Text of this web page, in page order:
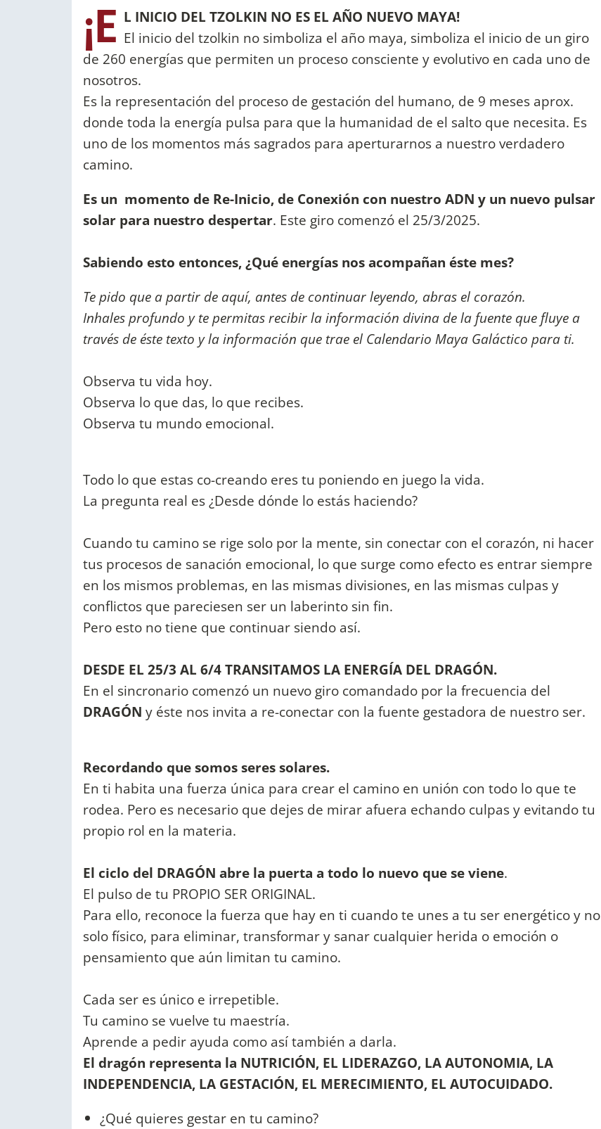
¡E L INICIO DEL TZOLKIN NO ES EL AÑO NUEVO MAYA!
El inicio del tzolkin no simboliza el año maya, simboliza el inicio de un giro
de 260 energías que permiten un proceso consciente y evolutivo en cada uno de
nosotros.
Es la representación del proceso de gestación del humano, de 9 meses aprox.
donde toda la energía pulsa para que la humanidad de el salto que necesita. Es
uno de los momentos más sagrados para aperturarnos a nuestro verdadero
camino.
Es un momento de Re-Inicio, de Conexión con nuestro ADN y un nuevo pulsar
solar para nuestro despertar. Este giro comenzó el 25/3/2025.
Sabiendo esto entonces, ¿Qué energías nos acompañan éste mes?
Te pido que a partir de aquí, antes de continuar leyendo, abras el corazón.
Inhales profundo y te permitas recibir la información divina de la fuente que fluye a
través de éste texto y la información que trae el Calendario Maya Galáctico para ti.
Observa tu vida hoy.
Observa lo que das, lo que recibes.
Observa tu mundo emocional.
Todo lo que estas co-creando eres tu poniendo en juego la vida.
La pregunta real es ¿Desde dónde lo estás haciendo?
Cuando tu camino se rige solo por la mente, sin conectar con el corazón, ni hacer
tus procesos de sanación emocional, lo que surge como efecto es entrar siempre
en los mismos problemas, en las mismas divisiones, en las mismas culpas y
conflictos que pareciesen ser un laberinto sin fin.
Pero esto no tiene que continuar siendo así.
DESDE EL 25/3 AL 6/4 TRANSITAMOS LA ENERGÍA DEL DRAGÓN.
En el sincronario comenzó un nuevo giro comandado por la frecuencia del
DRAGÓN y éste nos invita a re-conectar con la fuente gestadora de nuestro ser.
Recordando que somos seres solares.
En ti habita una fuerza única para crear el camino en unión con todo lo que te
rodea. Pero es necesario que dejes de mirar afuera echando culpas y evitando tu
propio rol en la materia.
El ciclo del DRAGÓN abre la puerta a todo lo nuevo que se viene.
El pulso de tu PROPIO SER ORIGINAL.
Para ello, reconoce la fuerza que hay en ti cuando te unes a tu ser energético y no
solo físico, para eliminar, transformar y sanar cualquier herida o emoción o
pensamiento que aún limitan tu camino.
Cada ser es único e irrepetible.
Tu camino se vuelve tu maestría.
Aprende a pedir ayuda como así también a darla.
El dragón representa la NUTRICIÓN, EL LIDERAZGO, LA AUTONOMIA, LA
INDEPENDENCIA, LA GESTACIÓN, EL MERECIMIENTO, EL AUTOCUIDADO.
¿Qué quieres gestar en tu camino?